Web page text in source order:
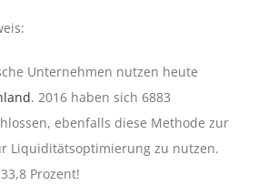
Unternehmen nutzen heute
. 2016 haben sich 6883
ebenfalls diese Methode zur
Liquiditätsoptimierung zu nutzen.
Prozent!